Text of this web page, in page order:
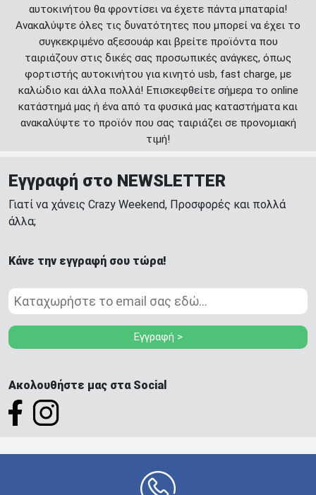
αυτοκινήτου θα φροντίσει να έχετε πάντα μπαταρία!
Ανακαλύψτε όλες τις δυνατότητες που μπορεί να έχει το
συγκεκριμένο αξεσουάρ και βρείτε προϊόντα που
ταιριάζουν στις δικές σας προσωπικές ανάγκες, όπως
φορτιστής αυτοκινήτου για κινητό usb, fast charge, με
καλώδιο και άλλα πολλά! Επισκεφθείτε σήμερα το online
κατάστημά μας ή ένα από τα φυσικά μας καταστήματα και
ανακαλύψτε το προϊόν που σας ταιριάζει σε προνομιακή
τιμή!
Εγγραφή στο NEWSLETTER
Γιατί να χάνεις Crazy Weekend, Προσφορές και πολλά
άλλα;
Κάνε την εγγραφή σου τώρα!
Εγγραφή >
Ακολουθήστε μας στα Social